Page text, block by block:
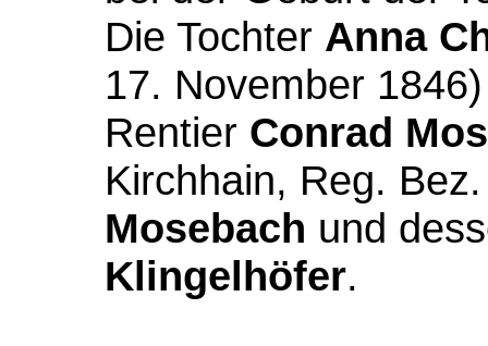
Die Tochter Anna
17. November
Rentier Conrad
Kirchhain, Reg.
Mosebach und
Klingelhöfer.